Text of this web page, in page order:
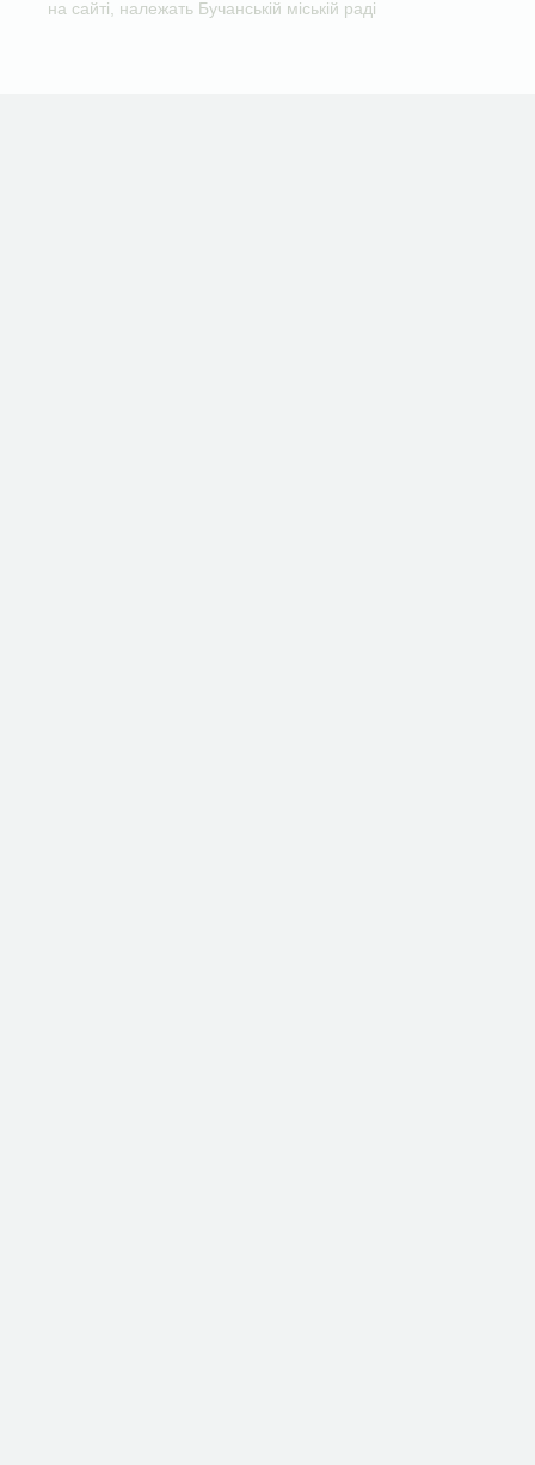
на сайті, належать Бучанській міській раді